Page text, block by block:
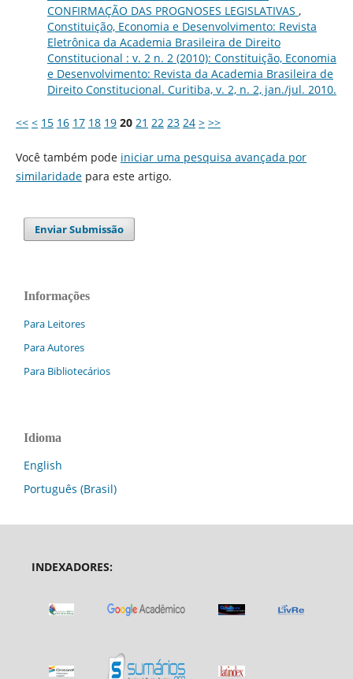
CONFIRMAÇÃO DAS PROGNOSES LEGISLATIVAS ,
Constituição, Economia e Desenvolvimento: Revista
Eletrônica da Academia Brasileira de Direito
Constitucional : v. 2 n. 2 (2010): Constituição, Economia
e Desenvolvimento: Revista da Academia Brasileira de
Direito Constitucional. Curitiba, v. 2, n. 2, jan./jul. 2010.
<< < 15 16 17 18 19 20 21 22 23 24 > >>
Você também pode iniciar uma pesquisa avançada por
similaridadepara este artigo.
Enviar Submissão
Informações
Para Leitores
Para Autores
Para Bibliotecários
Idioma
English
Português (Brasil)
INDEXADORES: